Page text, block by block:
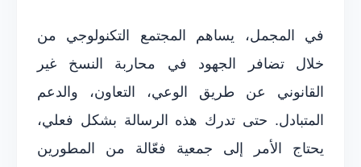
في المجمل، يساهم المجتمع التكنولوجي من
خلال تضافر الجهود في محاربة النسخ غير
القانوني عن طريق الوعي، التعاون، والدعم
المتبادل. حتى تدرك هذه الرسالة بشكل فعلي،
يحتاج الأمر إلى جمعية فعّالة من المطورين